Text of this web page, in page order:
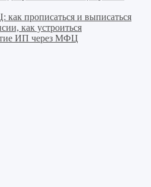
прописаться и выписаться
как устроиться
ИП через МФЦ